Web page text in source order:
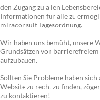
den Zugang zu allen
Informationen für alle zu
miraconsult Tagesordnung.
Wir haben uns bemüht, unsere
Grundsätzen von barrierefreiem
aufzubauen.
Sollten Sie Probleme haben sich
Website zu recht zu finden,
zu kontaktieren!